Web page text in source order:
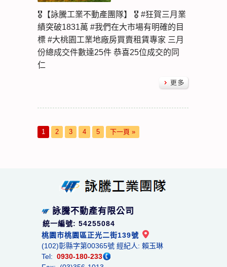
🎖【詠騰工業不動產團隊】 🎖 #狂賀三月業
績突破1831萬 #我們在大市場有明確的目
標 #大桃園工業地廠房買賣租賃專家 三月
份總成交件數達25件 恭喜25位成交的同
仁
1 2 3 4 5 下一頁 »
詠騰不動產有限公司
統一編號: 54255084
桃園市桃園區正光二街139號
(102)彰縣字第00365號 經紀人: 賴玉琳
Tel: 0930-180-233